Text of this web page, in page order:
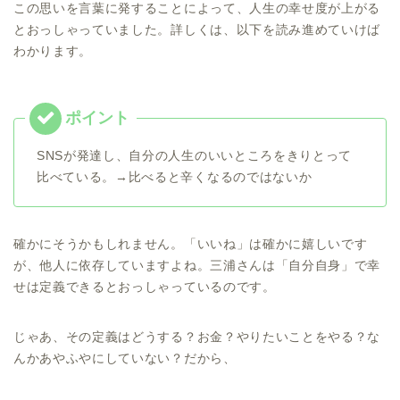
この思いを言葉に発することによって、人生の幸せ度が上がる
とおっしゃっていました。詳しくは、以下を読み進めていけば
わかります。
SNSが発達し、自分の人生のいいところをきりとって
比べている。→比べると辛くなるのではないか
確かにそうかもしれません。「いいね」は確かに嬉しいです
が、他人に依存していますよね。三浦さんは「自分自身」で幸
せは定義できるとおっしゃっているのです。
じゃあ、その定義はどうする？お金？やりたいことをやる？な
んかあやふやにしていない？だから、